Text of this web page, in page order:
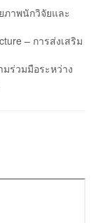
ภาพนักวิจัยและ
– การส่งเสริม
มร่วมมือระหว่าง